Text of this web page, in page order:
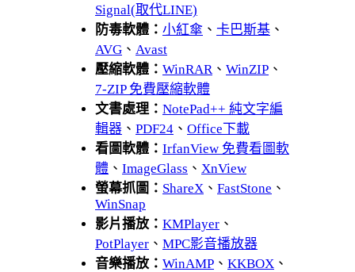
Signal(取代LINE)
防毒軟體： 小紅傘 、 卡巴斯基 、
AVG 、 Avast
壓縮軟體： WinRAR 、 WinZIP 、
7-ZIP 免費壓縮軟體
文書處理： NotePad++ 純文字編
輯器 、 PDF24 、 Office下載
看圖軟體： IrfanView 免費看圖軟
體 、 ImageGlass 、 XnView
螢幕抓圖： ShareX 、 FastStone 、
WinSnap
影片播放： KMPlayer 、
PotPlayer 、 MPC影音播放器
音樂播放： WinAMP 、 KKBOX 、